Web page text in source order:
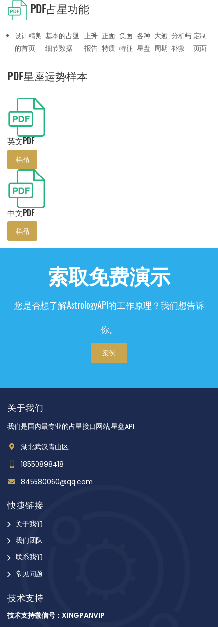
PDF占星功能
设计精良
的首页
基本的占星
细节数据
上升
报告
正面
特质
负面
特征
各种
星盘
大运
周期
分析与
补救
定制
页面
PDF星座运势样本
英文PDF
样品
中文PDF
样品
索取免费演示
您是否想了解AstrologyAPI的工作原理？我们想告诉
你。
案例
关于我们
我们是国内最专业的占星接口网站,星盘API
湖北武汉青山区
18550898418
845580060@qq.com
快捷链接
关于我们
我们团队
联系我们
常见问题
技术支持
技术支持微信号：XINGPANVIP